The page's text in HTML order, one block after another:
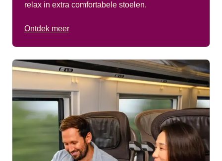
relax in extra comfortabele stoelen.
Ontdek meer